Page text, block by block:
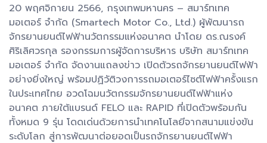
20 พฤศจิกายน 2566, กรุงเทพมหานคร – สมาร์ทเทค
มอเตอร์ จำกัด (Smartech Motor Co., Ltd.) ผู้พัฒนารถ
จักรยานยนต์ไฟฟ้านวัตกรรมแห่งอนาคต นำโดย ดร.ณรงค์
ศิริเลิศวรกุล รองกรรมการผู้จัดการบริหาร บริษัท สมาร์ทเทค
มอเตอร์ จำกัด จัดงานแถลงข่าว เปิดตัวรถจักรยานยนต์ไฟฟ้า
อย่างยิ่งใหญ่ พร้อมปฏิวัติวงการรถมอเตอร์ไซต์ไฟฟ้าครั้งแรก
ในประเทศไทย อวดโฉมนวัตกรรมจักรยานยนต์ไฟฟ้าแห่ง
อนาคต ภายใต้แบรนด์ FELO และ RAPID ที่เปิดตัวพร้อมกัน
ทั้งหมด 9 รุ่น โดดเด่นด้วยการนำเทคโนโลยีจากสนามแข่งขัน
ระดับโลก สู่การพัฒนาต่อยอดเป็นรถจักรยานยนต์ไฟฟ้า